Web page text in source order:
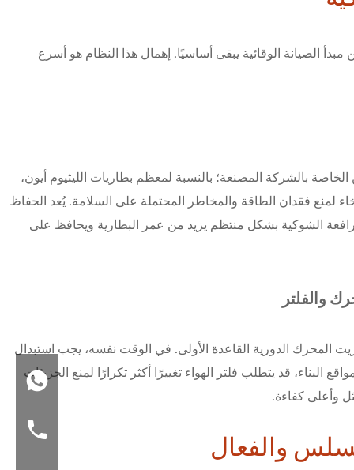
الصيانة الوقائية يبقى أساسيًا. إهمال هذا النظام هو أسرع
بالشركة المصنعة؛ بالنسبة لمعظم بطاريات الليثيوم أيون،
لمنع فقدان الطاقة والمخاطر المحتملة على السلامة. يُعد الحفاظ
الشوكية بشكل منتظم يزيد من عمر البطارية ويحافظ على
والفلتر
زيت المحرك الدورية القاعدة الأولى. في الوقت نفسه، يجب استبدال
قد يتطلب فلتر الهواء تغييرًا أكثر تكرارًا لمنع الجزيئات
وأعلى كفاءة.
والفعال